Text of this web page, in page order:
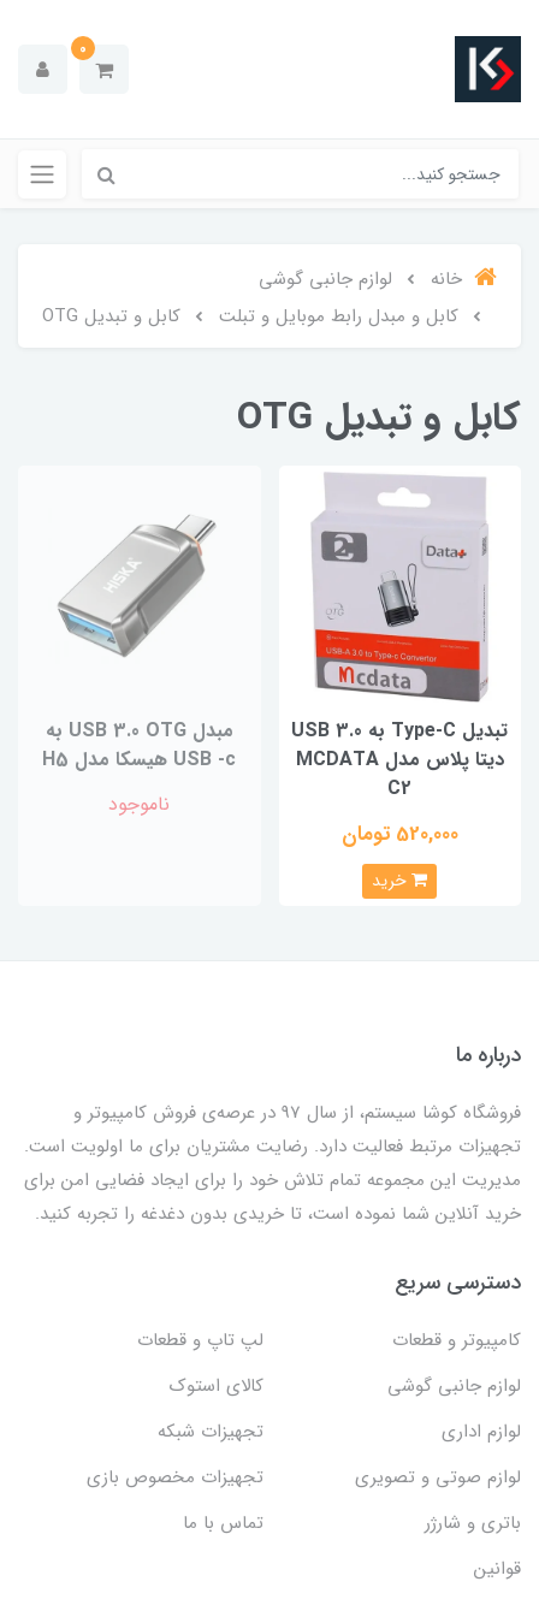
0
خانه
لوازم جانبی گوشی
کابل و مبدل رابط موبایل و تبلت
کابل و تبدیل OTG
کابل و تبدیل OTG
تبدیل Type-C به USB 3.0
دیتا پلاس مدل MCDATA
C2
520,000 تومان
خرید
مبدل USB 3.0 OTG به
USB -c هیسکا مدل H5
ناموجود
درباره ما
فروشگاه کوشا سیستم، از سال 97 در عرصه‌ی فروش کامپیوتر و
تجهیزات مرتبط فعالیت دارد. رضایت مشتریان برای ما اولویت است.
مدیریت این مجموعه تمام تلاش خود را برای ایجاد فضایی امن برای
خرید آنلاین شما نموده است، تا خریدی بدون دغدغه را تجربه کنید.
دسترسی سریع
کامپیوتر و قطعات
لپ تاپ و قطعات
لوازم جانبی گوشی
کالای استوک
لوازم اداری
تجهیزات شبکه
لوازم صوتی و تصویری
تجهیزات مخصوص بازی
باتری و شارژر
تماس با ما
قوانین